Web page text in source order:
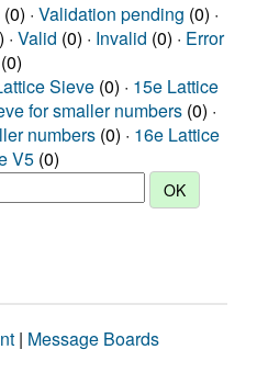
(0) · Validation pending (0) ·
Valid (0) · Invalid (0) · Error
(0)
Sieve (0) · 15e Lattice
for smaller numbers (0) ·
numbers (0) · 16e Lattice
V5 (0)
| Message Boards